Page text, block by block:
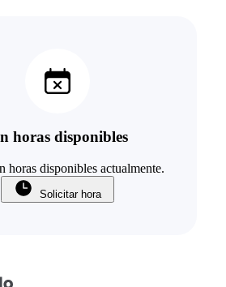
horas disponibles
horas disponibles actualmente.
Solicitar hora